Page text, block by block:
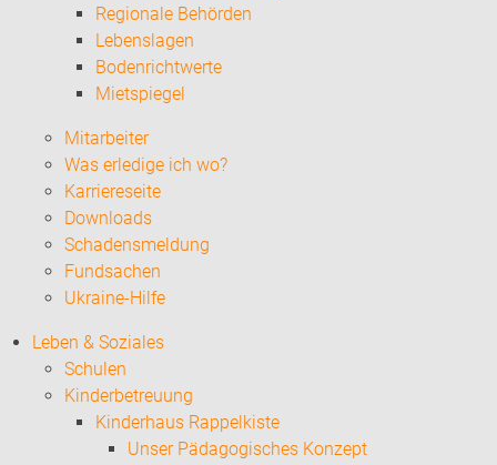
Regionale Behörden
Lebenslagen
Bodenrichtwerte
Mietspiegel
Mitarbeiter
Was erledige ich wo?
Karriereseite
Downloads
Schadensmeldung
Fundsachen
Ukraine-Hilfe
Leben & Soziales
Schulen
Kinderbetreuung
Kinderhaus Rappelkiste
Unser Pädagogisches Konzept